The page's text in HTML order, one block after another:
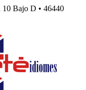
Bajo D • 46440